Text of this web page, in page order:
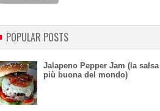
POPULAR POSTS
Jalapeno Pepper Jam (la salsa
più buona del mondo)